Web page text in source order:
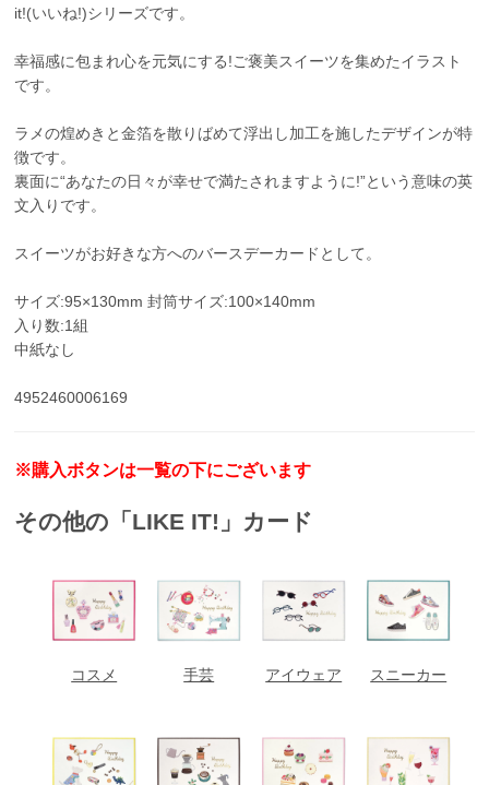
it!(いいね!)シリーズです。
幸福感に包まれ心を元気にする!ご褒美スイーツを集めたイラスト
です。
ラメの煌めきと金箔を散りばめて浮出し加工を施したデザインが特
徴です。
裏面に“あなたの日々が幸せで満たされますように!”という意味の英
文入りです。
スイーツがお好きな方へのバースデーカードとして。
サイズ:95×130mm 封筒サイズ:100×140mm
入り数:1組
中紙なし
4952460006169
※購入ボタンは一覧の下にございます
その他の「LIKE IT!」カード
コスメ 手芸 アイウェア スニーカー